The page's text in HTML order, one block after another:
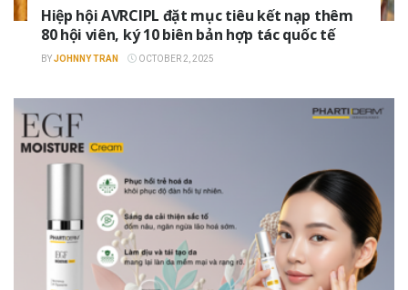
Hiệp hội AVRCIPL đặt mục tiêu kết nạp thêm
80 hội viên, ký 10 biên bản hợp tác quốc tế
BYJOHNNY TRAN OCTOBER 2, 2025